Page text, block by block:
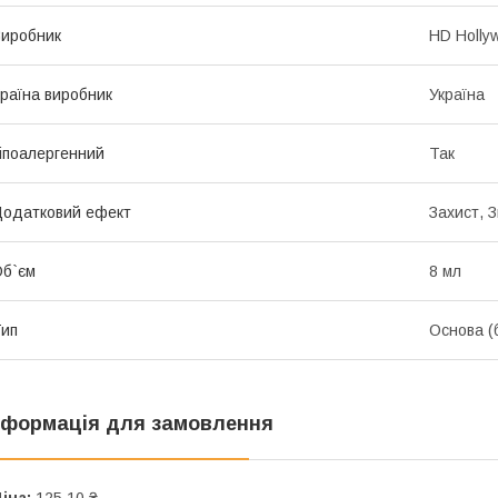
HD
виробник Україна
Так
ефект Захист,
8 мл
Основа
для замовлення